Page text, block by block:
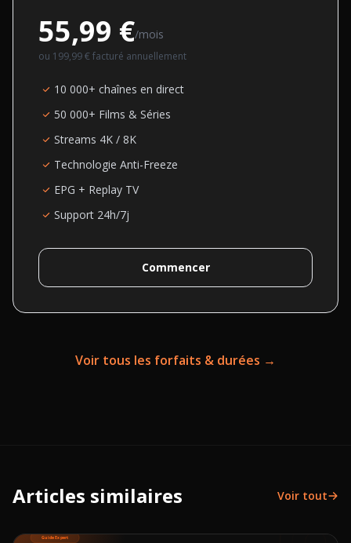
55,99 €/mois
ou 199,99 € facturé annuellement
10 000+ chaînes en direct
50 000+ Films & Séries
Streams 4K / 8K
Technologie Anti-Freeze
EPG + Replay TV
Support 24h/7j
Commencer
Voir tous les forfaits & durées →
Articles similaires Voir tout